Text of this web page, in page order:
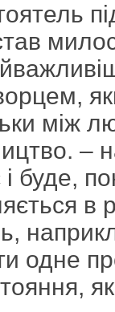
між
–
буде,
в
одне